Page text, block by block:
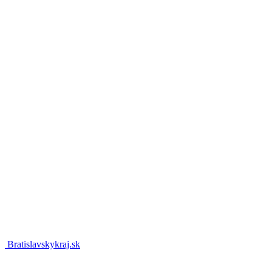
Bratislavskykraj.sk